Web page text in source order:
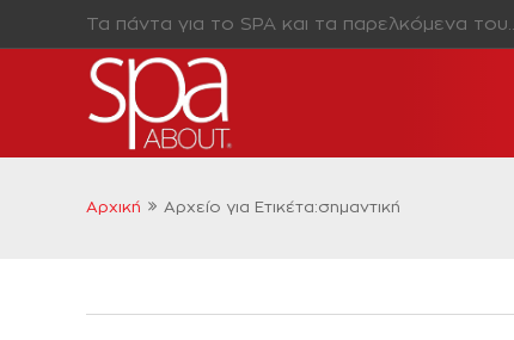
Τα πάντα για το SPA και τα παρελκόμενα του…
Αρχική Αρχείο για Ετικέτα:σημαντική